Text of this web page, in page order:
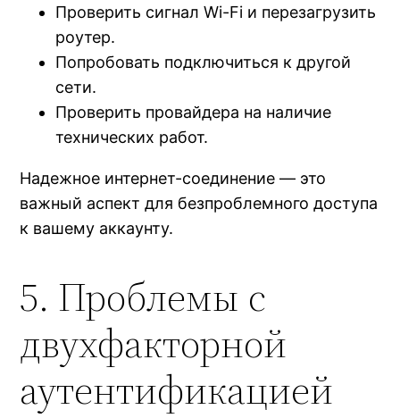
Проверить сигнал Wi-Fi и перезагрузить
роутер.
Попробовать подключиться к другой
сети.
Проверить провайдера на наличие
технических работ.
Надежное интернет-соединение — это
важный аспект для безпроблемного доступа
к вашему аккаунту.
5. Проблемы с
двухфакторной
аутентификацией